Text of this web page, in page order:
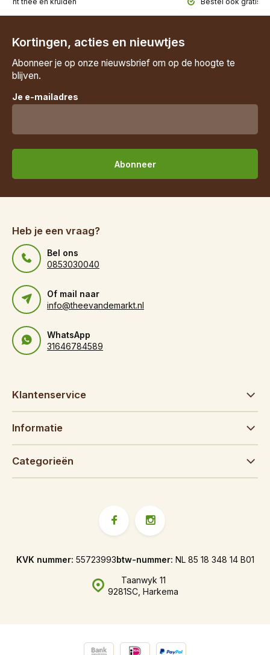
Kortingen, acties en nieuwtjes
Abonneer je op onze nieuwsbrief om op de hoogte te
blijven.
Je e-mailadres
Abonneer
Heb je een vraag?
Bel ons
0853030040
Of mail naar
info@theevandemarkt.nl
WhatsApp
31646784589
Klantenservice
Informatie
Categorieën
Taanwyk 11
9281SC, Harkema
KVK nummer: 55723993btw-nummer: NL 85 18 348 14 B01